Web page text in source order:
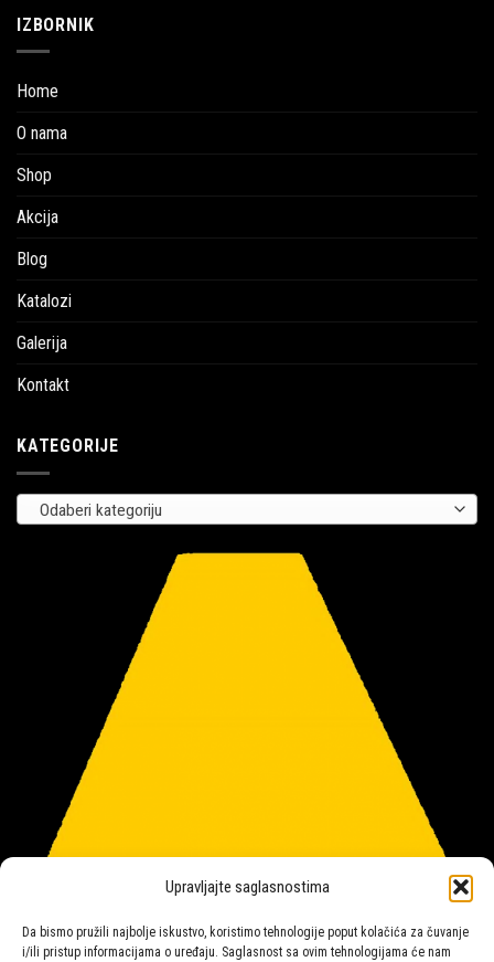
Upravljajte saglasnostima
Da bismo pružili najbolje iskustvo, koristimo tehnologije poput kolačića za čuvanje
i/ili pristup informacijama o uređaju. Saglasnost sa ovim tehnologijama će nam
IZBORNIK
Home
O nama
Shop
Akcija
Blog
Katalozi
Galerija
Kontakt
KATEGORIJE
Odaberi kategoriju